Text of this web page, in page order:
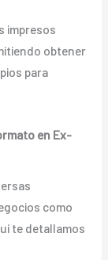
impresos
obtener
para
en Ex-
como
te detallamos